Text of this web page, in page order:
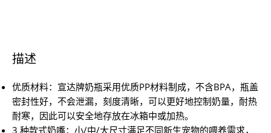
描述
优质材料：宣达牌奶瓶采用优质PP材料制成，不含BPA，瓶盖
密封性好，不会泄漏，刻度清晰，可以更好地控制奶量，耐热
耐寒，因此可以安全地存放在冰箱中或加热。
3 种款式奶嘴：小/中/大尺寸满足不同新生宠物的喂养需求，